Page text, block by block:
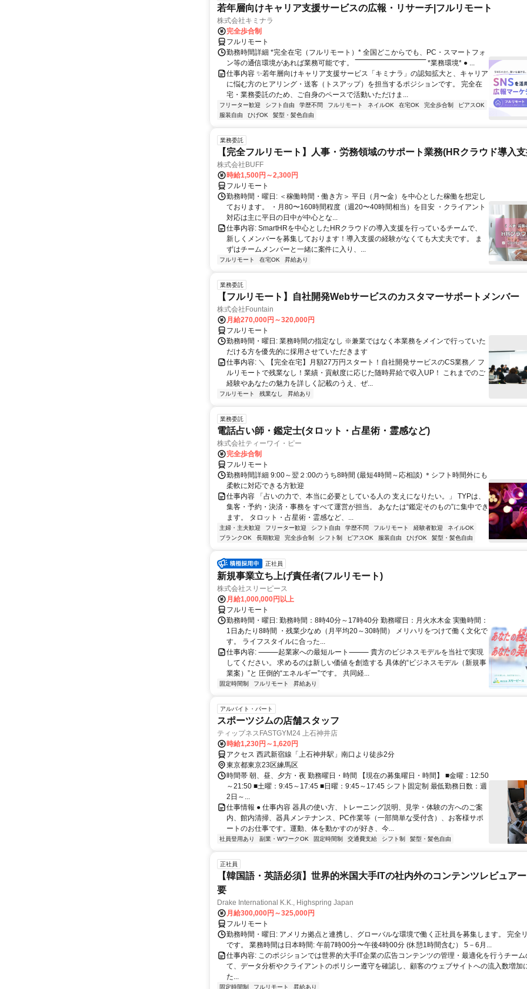
若年層向けキャリア支援サービスの広報・リサーチ|フルリモート
株式会社キミナラ
完全歩合制
フルリモート
勤務時間詳細 *完全在宅（フルリモート）* 全国どこからでも、PC・スマートフォ
ン等の通信環境があれば業務可能です。 ‾‾‾‾‾‾‾‾‾‾‾‾‾‾‾‾‾‾‾‾‾‾‾‾‾‾‾‾‾‾ *業務環境* ● ...
仕事内容 ✨若年層向けキャリア支援サービス「キミナラ」の認知拡大と、キャリア
に悩む方のヒアリング・送客（トスアップ）を担当するポジションです。 完全在
宅・業務委託のため、ご自身のペースで活動いただけま...
フリーター歓迎 シフト自由 学歴不問 フルリモート ネイルOK 在宅OK 完全歩合制
ピアスOK
服装自由
ひげOK 髪型・髪色自由
業務委託
【完全フルリモート】人事・労務領域のサポート業務(HRクラウド導入
株式会社BUFF
時給1,500円～2,300円
フルリモート
勤務時間・曜日: ＜稼働時間・働き方＞ 平日（月〜金）を中心とした稼働を想定し
ております。 ・月80〜160時間程度（週20〜40時間相当）を目安 ・クライアント
対応は主に平日の日中が中心とな...
仕事内容: SmartHRを中心としたHRクラウドの導入支援を行っているチームで、
新しくメンバーを募集しております！導入支援の経験がなくても大丈夫です。 ま
ずはチームメンバーと一緒に案件に入り、...
フルリモート 在宅OK 昇給あり
業務委託
【フルリモート】自社開発Webサービスのカスタマーサポートメンバー
株式会社Fountain
月給270,000円～320,000円
フルリモート
勤務時間・曜日: 業務時間の指定なし ※兼業ではなく本業務をメインで行っていた
だける方を優先的に採用させていただきます
仕事内容: ＼ 【完全在宅】月額27万円スタート！自社開発サービスのCS業務／ フ
ルリモートで残業なし！業績・貢献度に応じた随時昇給で収入UP！ これまでのご
経験やあなたの魅力を詳しく記載のうえ、ぜ...
フルリモート 残業なし 昇給あり
業務委託
電話占い師・鑑定士(タロット・占星術・霊感など)
株式会社ティーワイ・ピー
完全歩合制
フルリモート
勤務時間詳細 9:00～翌２:00のうち8時間 (最短4時間～応相談) ＊シフト時間外にも
柔軟に対応できる方歓迎
仕事内容 「占いの力で、本当に必要としている人の 支えになりたい。」 TYPは、
集客・予約・決済・事務を すべて運営が担当。 あなたは“鑑定そのもの”に集中でき
ます。 タロット・占星術・霊感など、...
主婦・主夫歓迎 フリーター歓迎 シフト自由 学歴不問 フルリモート 経験者歓迎
ネイルOK
ブランクOK
長期歓迎 完全歩合制 シフト制 ピアスOK 服装自由 ひげOK 髪型・髪色自由
正社員
新規事業立ち上げ責任者(フルリモート)
株式会社スリーピース
月給1,000,000円以上
フルリモート
勤務時間・曜日: 勤務時間：8時40分～17時40分 勤務曜日：月火水木金 実働時間：
1日あたり8時間 ・残業少なめ（月平均20～30時間） メリハリをつけて働く文化で
す。 ライフスタイルに合った...
仕事内容: ⸻起業家への最短ルート⸻ 貴方のビジネスモデルを当社で実現
してください。 求めるのは新しい価値を創造する 具体的“ビジネスモデル（新規事
業案）”と 圧倒的“エネルギー”です。 共同経...
固定時間制 フルリモート 昇給あり
アルバイト・パート
スポーツジムの店舗スタッフ
ティップネスFASTGYM24 上石神井店
時給1,230円～1,620円
アクセス 西武新宿線「上石神井駅」南口より徒歩2分
東京都東京23区練馬区
時間帯 朝、昼、夕方・夜 勤務曜日・時間 【現在の募集曜日・時間】 ■金曜：12:50
～21:50 ■土曜：9:45～17:45 ■日曜：9:45～17:45 シフト固定制 最低勤務日数：週
2日～...
仕事情報 ● 仕事内容 器具の使い方、トレーニング説明、見学・体験の方へのご案
内、館内清掃、器具メンテナンス、PC作業等（一部簡単な受付含）、お客様サポ
ートのお仕事です。運動、体を動かすのが好き、今...
社員登用あり 副業・WワークOK 固定時間制 交通費支給 シフト制 髪型・髪色自由
正社員
【韓国語・英語必須】世界的米国大手ITの社内外のコンテンツレビュア
要
Drake International K.K., Highspring Japan
月給300,000円～325,000円
フルリモート
勤務時間・曜日: アメリカ拠点と連携し、グローバルな環境で働く正社員を募集します。 完全
です。 業務時間は日本時間: 午前7時00分〜午後4時00分 (休憩1時間含む） 5－6月...
仕事内容: このポジションでは世界的大手IT企業の広告コンテンツの管理・最適化を行うチー
て、データ分析やクライアントのポリシー遵守を確認し、顧客のウェブサイトへの流入数増加
た...
固定時間制 フルリモート 昇給あり